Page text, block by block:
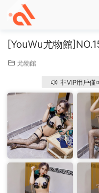
[YouWu尤物館
尤物館
非VIP用戶僅